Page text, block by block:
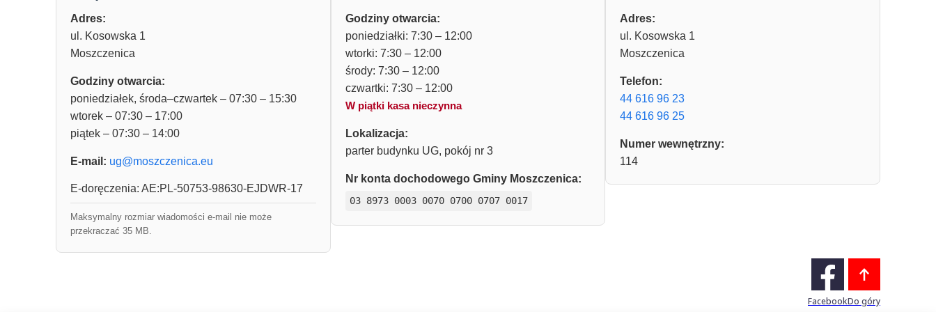
Adres:
ul. Kosowska 1
Moszczenica
Godziny otwarcia:
poniedziałek, środa–czwartek – 07:30 – 15:30
wtorek – 07:30 – 17:00
piątek – 07:30 – 14:00
E-mail: ug@moszczenica.eu
E-doręczenia: AE:PL-50753-98630-EJDWR-17
Maksymalny rozmiar wiadomości e-mail nie może
przekraczać 35 MB.
Godziny otwarcia:
poniedziałki: 7:30 – 12:00
wtorki: 7:30 – 12:00
środy: 7:30 – 12:00
czwartki: 7:30 – 12:00
W piątki kasa nieczynna
Lokalizacja:
parter budynku UG, pokój nr 3
Nr konta dochodowego Gminy Moszczenica:
03 8973 0003 0070 0700 0707 0017
Adres:
ul. Kosowska 1
Moszczenica
Telefon:
44 616 96 23
44 616 96 25
Numer wewnętrzny:
114
FacebookDo góry